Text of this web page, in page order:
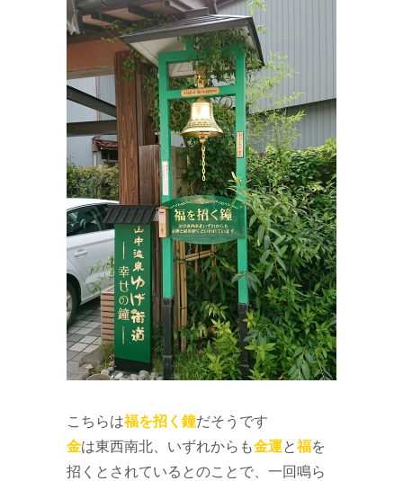
こちらは福を招く鐘だそうです
金は東西南北、いずれからも金運と福を
招くとされているとのことで、一回鳴ら